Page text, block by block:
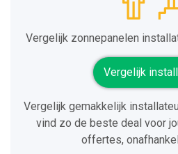
Vergelijk zonnepanelen
Vergelijk
Vergelijk gemakkelijk
vind zo de beste deal voor
offertes,